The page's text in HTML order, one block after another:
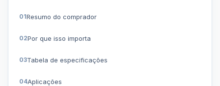
Resumo do comprador
Por que isso importa
Tabela de especificações
Aplicações